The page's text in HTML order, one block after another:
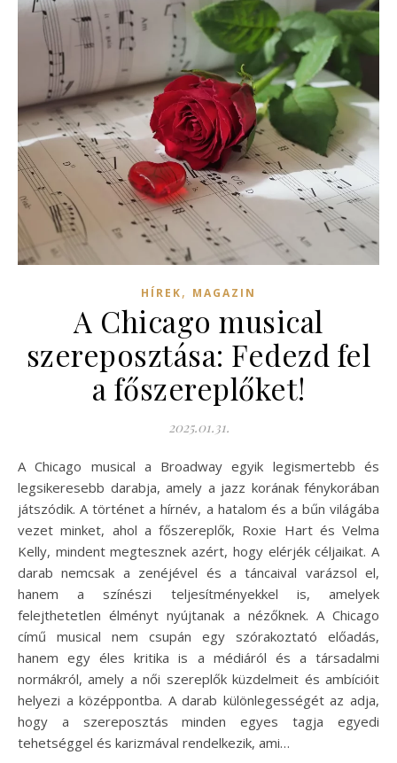
HÍREK, MAGAZIN
A Chicago musical
szereposztása: Fedezd fel
a főszereplőket!
2025.01.31.
A Chicago musical a Broadway egyik legismertebb és
legsikeresebb darabja, amely a jazz korának fénykorában
játszódik. A történet a hírnév, a hatalom és a bűn világába
vezet minket, ahol a főszereplők, Roxie Hart és Velma
Kelly, mindent megtesznek azért, hogy elérjék céljaikat. A
darab nemcsak a zenéjével és a táncaival varázsol el,
hanem a színészi teljesítményekkel is, amelyek
felejthetetlen élményt nyújtanak a nézőknek. A Chicago
című musical nem csupán egy szórakoztató előadás,
hanem egy éles kritika is a médiáról és a társadalmi
normákról, amely a női szereplők küzdelmeit és ambícióit
helyezi a középpontba. A darab különlegességét az adja,
hogy a szereposztás minden egyes tagja egyedi
tehetséggel és karizmával rendelkezik, ami…